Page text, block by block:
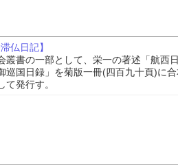
仏日記】
叢書の一部として、栄一の著述「航西
巡国日録」を菊版一冊(四百九十頁)に
て発行す。